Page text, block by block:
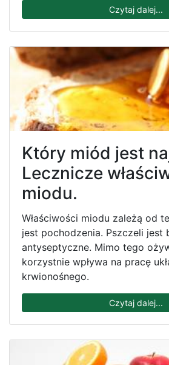
Czytaj dalej...
Który miód jest
Lecznicze
miodu.
Właściwości miodu zależą od
jest pochodzenia. Pszczeli jest
antyseptyczne. Mimo tego
korzystnie wpływa na pracę
krwionośnego.
Czytaj dalej...